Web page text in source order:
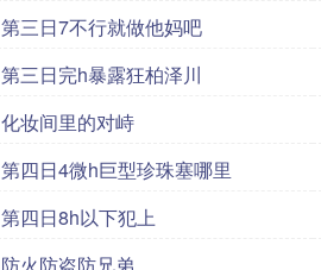
第三日7不行就做他妈吧
第三日完h暴露狂柏泽川
化妆间里的对峙
第四日4微h巨型珍珠塞哪里
第四日8h以下犯上